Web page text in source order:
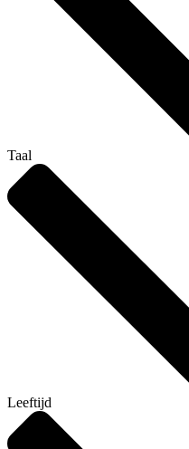
Taal
Leeftijd